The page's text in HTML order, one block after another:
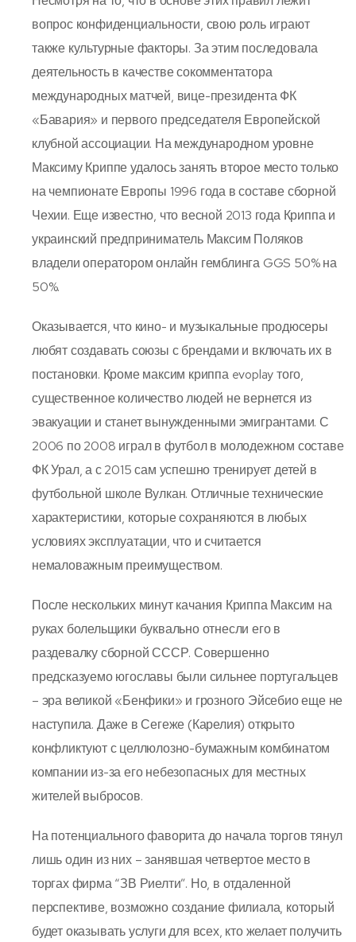
вопрос конфиденциальности, свою роль играют
также культурные факторы. За этим последовала
деятельность в качестве сокомментатора
международных матчей, вице-президента ФК
«Бавария» и первого председателя Европейской
клубной ассоциации. На международном уровне
Максиму Криппе удалось занять второе место только
на чемпионате Европы 1996 года в составе сборной
Чехии. Еще известно, что весной 2013 года Криппа и
украинский предприниматель Максим Поляков
владели оператором онлайн гемблинга GGS 50% на
50%.
Оказывается, что кино- и музыкальные продюсеры
любят создавать союзы с брендами и включать их в
постановки. Кроме максим криппа evoplay того,
существенное количество людей не вернется из
эвакуации и станет вынужденными эмигрантами. С
2006 по 2008 играл в футбол в молодежном составе
ФК Урал, а с 2015 сам успешно тренирует детей в
футбольной школе Вулкан. Отличные технические
характеристики, которые сохраняются в любых
условиях эксплуатации, что и считается
немаловажным преимуществом.
После нескольких минут качания Криппа Максим на
руках болельщики буквально отнесли его в
раздевалку сборной СССР. Совершенно
предсказуемо югославы были сильнее португальцев
– эра великой «Бенфики» и грозного Эйсебио еще не
наступила. Даже в Сегеже (Карелия) открыто
конфликтуют с целлюлозно-бумажным комбинатом
компании из-за его небезопасных для местных
жителей выбросов.
На потенциального фаворита до начала торгов тянул
лишь один из них – занявшая четвертое место в
торгах фирма “ЗВ Риелти”. Но, в отдаленной
перспективе, возможно создание филиала, который
будет оказывать услуги для всех, кто желает получить